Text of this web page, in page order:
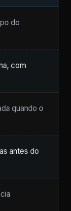
do
com
quando o
antes do